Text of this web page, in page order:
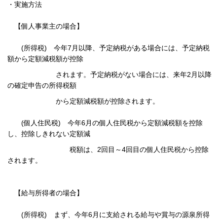
・実施方法
【個人事業主の場合】
(所得税) 今年7月以降、予定納税がある場合には、予定納税
額から定額減税額が控除
されます。 予定納税がない場合には、来年2月以降
の確定申告の所得税額
から定額減税額が控除されます。
(個人住民税) 今年6月の個人住民税から定額減税額を控除
し、控除しきれない定額減
税額は、 2回目～4回目の個人住民税から控除
されます。
【給与所得者の場合】
(所得税) まず、今年6月に支給される給与や賞与の源泉所得